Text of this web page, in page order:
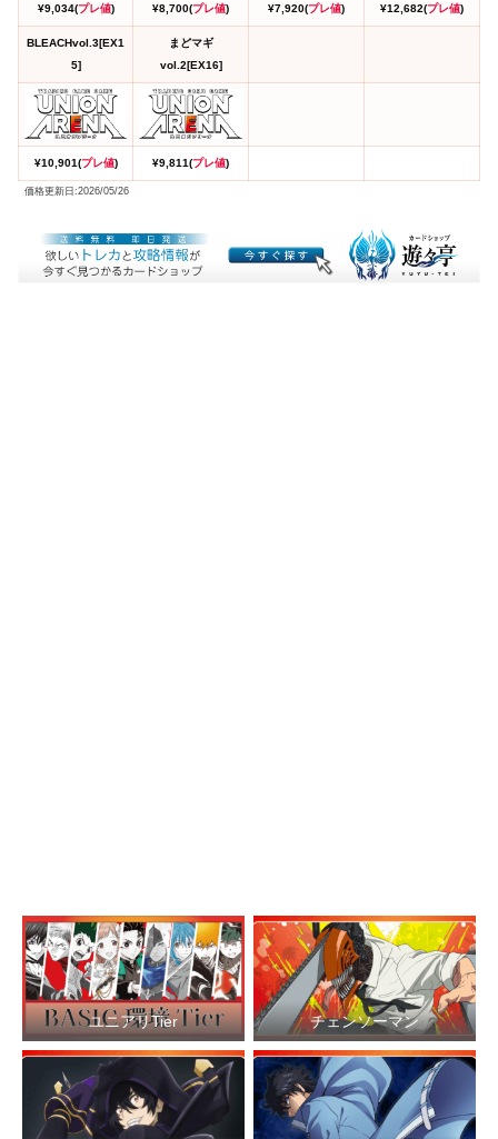
¥9,034(プレ値) ¥8,700(プレ値) ¥7,920(プレ値) ¥12,682(プレ値)
BLEACHvol.3[EX1
5]
まどマギ
vol.2[EX16]
¥10,901(プレ値) ¥9,811(プレ値)
価格更新日:2026/05/26
ユニアリTier チェンソーマン